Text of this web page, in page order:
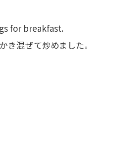
for breakfast.
き混ぜて炒めました。